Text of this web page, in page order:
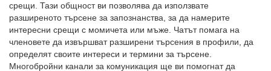
срещи. Тази общност ви позволява да използвате
разширеното търсене за запознанства, за да намерите
интересни срещи с момичета или мъже. Чатът помага на
членовете да извършват разширени търсения в профили, да
определят своите интереси и термини за търсене.
Многобройни канали за комуникация ще ви помогнат да